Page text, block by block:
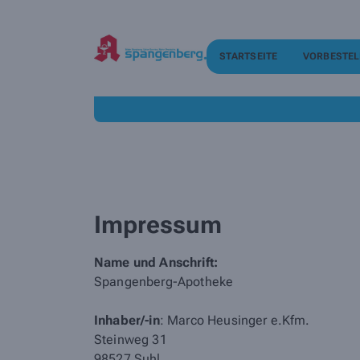
STARTSEITE
Impressum
Name und Anschrift:
Spangenberg-Apotheke
Inhaber/-in: Marco Heusinger e.Kfm.
Steinweg 31